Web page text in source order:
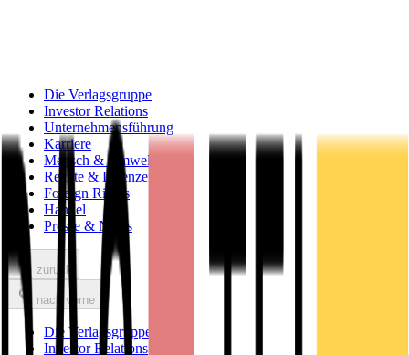
Die Verlagsgruppe
Investor Relations
Unternehmensführung
Karriere
Mensch & Umwelt
Rechte & Lizenzen
Foreign Rights
Handel
Presse & News
zurück
nach vorne
Die Verlagsgruppe
Investor Relations